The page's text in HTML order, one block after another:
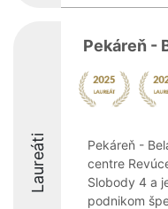
Laureáti
Pekáreň -
Pekáreň -
centre
Slobody 4 a
podnikom